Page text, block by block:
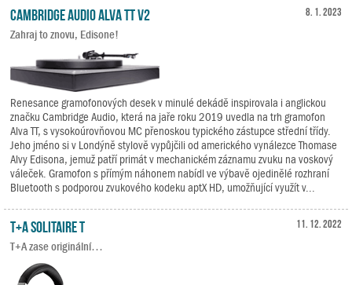
8. 1. 2023
Cambridge Audio Alva TT V2
Zahraj to znovu, Edisone!
Renesance gramofonových desek v minulé dekádě inspirovala i anglickou
značku Cambridge Audio, která na jaře roku 2019 uvedla na trh gramofon
Alva TT, s vysokoúrovňovou MC přenoskou typického zástupce střední třídy.
Jeho jméno si v Londýně stylově vypůjčili od amerického vynálezce Thomase
Alvy Edisona, jemuž patří primát v mechanickém záznamu zvuku na voskový
váleček. Gramofon s přímým náhonem nabídl ve výbavě ojedinělé rozhraní
Bluetooth s podporou zvukového kodeku aptX HD, umožňující využít v...
11. 12. 2022
T+A Solitaire T
T+A zase originální…